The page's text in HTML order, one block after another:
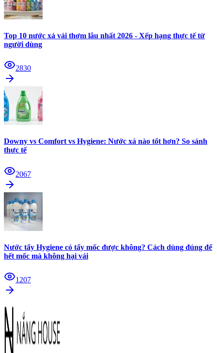
Top 10 nước xả vải thơm lâu nhất 2026 - Xếp hạng thực tế từ
người dùng
2830
Downy vs Comfort vs Hygiene: Nước xả nào tốt hơn? So sánh
thực tế
2067
Nước tẩy Hygiene có tẩy mốc được không? Cách dùng đúng để
hết mốc mà không hại vải
1207